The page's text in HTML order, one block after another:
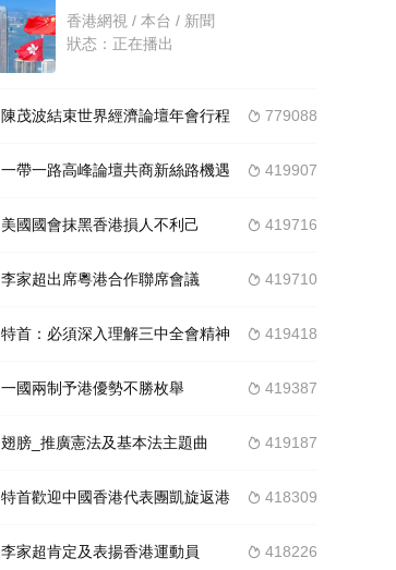
香港網視 / 本台 / 新聞
狀态：正在播出
 779088
陳茂波結束世界經濟論壇年會行程
 419907
一帶一路高峰論壇共商新絲路機遇
 419716
美國國會抹黑香港損人不利己
 419710
李家超出席粵港合作聯席會議
 419418
特首：必須深入理解三中全會精神
 419387
一國兩制予港優勢不勝枚舉
 419187
翅膀_推廣憲法及基本法主題曲
 418309
特首歡迎中國香港代表團凱旋返港
 418226
李家超肯定及表揚香港運動員